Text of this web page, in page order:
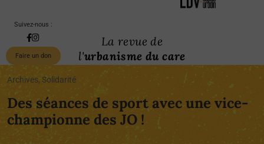
Suivez-nous :
Faire un don
La revue de
l'urbanisme du care
Archives, Solidarité
Des séances de sport avec une vice-
championne des JO !